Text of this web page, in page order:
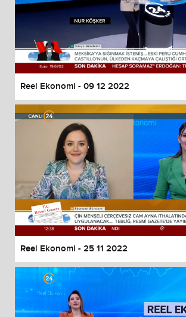
Reel Ekonomi - 09 12 2022
Reel Ekonomi - 25 11 2022